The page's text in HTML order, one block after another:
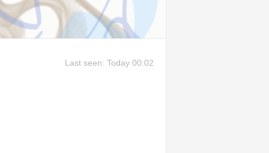
Last seen: Today 00:02